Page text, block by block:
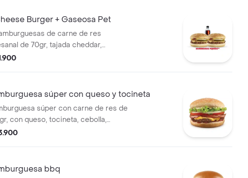
Burger + Gaseosa Pet
de carne de res
de 70gr, tajada cheddar,
cebolla, salsa de tomate y salsa
súper con queso y tocineta
súper con carne de res de
con queso, tocineta, cebolla,
lechuga, salsa presto y salsa de
bbq